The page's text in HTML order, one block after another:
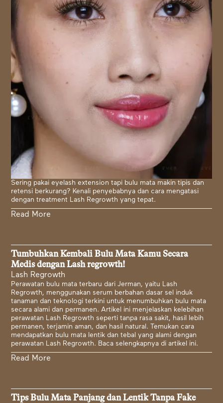
Sering pakai eyelash extension tapi bulu mata makin tipis dan
retensi berkurang? Kenali penyebabnya dan cara mengatasi
dengan treatment Lash Regrowth yang tepat.
Read More
Tumbuhkan Kembali Bulu Mata Kamu Secara
Medis dengan Lash regrowth!
Lash Regrowth
Perawatan bulu mata terbaru dari Jerman, yaitu Lash
Regrowth, menggunakan serum berbahan dasar sel induk
tanaman dan teknologi terkini untuk menumbuhkan bulu mata
secara alami dan permanen. Artikel ini menjelaskan kelebihan
perawatan Lash Regrowth seperti tanpa rasa sakit, hasil lebih
permanen, terjamin aman, dan hasil natural. Temukan cara
mendapatkan bulu mata lentik dan tebal yang alami dengan
perawatan Lash Regrowth. Baca selengkapnya di artikel ini.
Read More
Tips Bulu Mata Panjang dan Lentik Tanpa Fake